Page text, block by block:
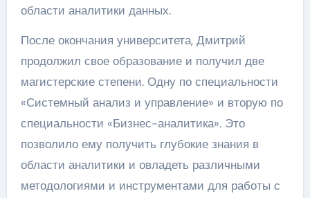
области аналитики данных.
После окончания университета, Дмитрий
продолжил свое образование и получил две
магистерские степени. Одну по специальности
«Системный анализ и управление» и вторую по
специальности «Бизнес-аналитика». Это
позволило ему получить глубокие знания в
области аналитики и овладеть различными
методологиями и инструментами для работы с